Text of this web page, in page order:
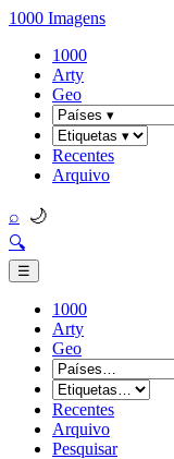
1000 Imagens
1000
Arty
Geo
Recentes
Arquivo
⌕ 🌙
🔍
☰
1000
Arty
Geo
Recentes
Arquivo
Pesquisar